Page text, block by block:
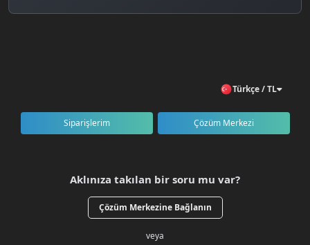
Türkçe / TL
Siparişlerim Çözüm Merkezi
Aklınıza takılan bir soru mu var?
Çözüm Merkezine Bağlanın
veya